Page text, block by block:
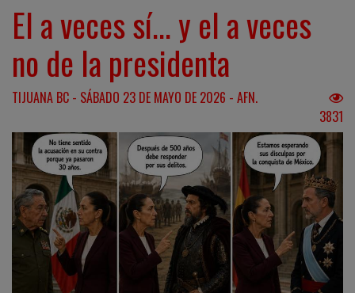
El a veces sí... y el a veces
no de la presidenta
TIJUANA BC - SÁBADO 23 DE MAYO DE 2026 - AFN.
3831